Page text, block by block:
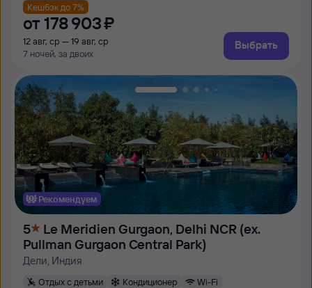
Кешбэк до 7%
от 178 ⁠903 ⁠₽
12 авг, ср — 19 авг, ср
7 ночей, за двоих
Выбрать
Рекомендуем
5
Le Meridien Gurgaon, Delhi NCR (ex.
Pullman Gurgaon Central Park)
Дели, Индия
Отдых с детьми Кондиционер
Wi-Fi